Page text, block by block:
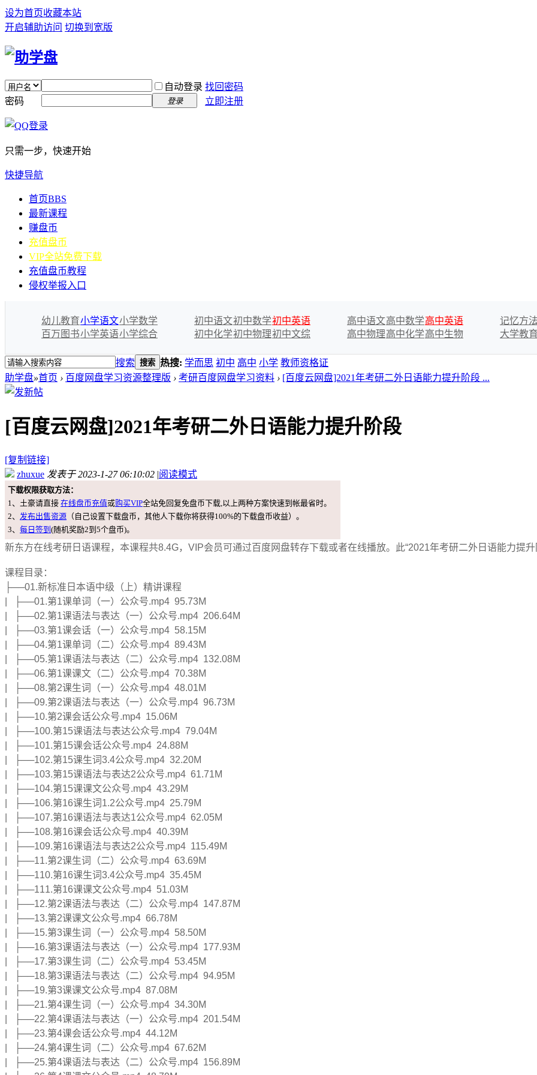
设为首页收藏本站
开启辅助访问 切换到宽版
自动登录 找回密码
密码
登录 立即注册
只需一步，快速开始
快捷导航
首页BBS
最新课程
赚盘币
充值盘币
VIP全站免费下载
充值盘币教程
侵权举报入口
幼儿教育小学语文小学数学
百万图书小学英语小学综合
初中语文初中数学初中英语
初中化学初中物理初中文综
高中语文高中数学高中英语
高中物理高中化学高中生物
记忆方
大学教
搜索 搜索 热搜: 学而思 初中 高中 小学 教师资格证
助学盘»首页 › 百度网盘学习资源整理版 › 考研百度网盘学习资料 › [百度云网盘]2021年考研二外日语能力提升阶段 ...
[百度云网盘]2021年考研二外日语能力提升阶段
[复制链接]
zhuxue 发表于 2023-1-27 06:10:02 |阅读模式
下载权限获取方法：
1、土豪请直接 在线盘币充值或购买VIP全站免回复免盘币下载,以上两种方案快速到帐最省时。
2、 发布出售资源 （自己设置下载盘币，其他人下载你将获得100%的下载盘币收益）。
3、 每日签到 (随机奖励2到5个盘币)。
新东方在线考研日语课程，本课程共8.4G，VIP会员可通过百度网盘转存下载或者在线播放。此“2021年考研二外日语能力提升
课程目录：
├──01.新标准日本语中级（上）精讲课程
| ├──01.第1课单词（一）公众号.mp4 95.73M
| ├──02.第1课语法与表达（一）公众号.mp4 206.64M
| ├──03.第1课会话（一）公众号.mp4 58.15M
| ├──04.第1课单词（二）公众号.mp4 89.43M
| ├──05.第1课语法与表达（二）公众号.mp4 132.08M
| ├──06.第1课课文（二）公众号.mp4 70.38M
| ├──08.第2课生词（一）公众号.mp4 48.01M
| ├──09.第2课语法与表达（一）公众号.mp4 96.73M
| ├──10.第2课会话公众号.mp4 15.06M
| ├──100.第15课语法与表达公众号.mp4 79.04M
| ├──101.第15课会话公众号.mp4 24.88M
| ├──102.第15课生词3.4公众号.mp4 32.20M
| ├──103.第15课语法与表达2公众号.mp4 61.71M
| ├──104.第15课课文公众号.mp4 43.29M
| ├──106.第16课生词1.2公众号.mp4 25.79M
| ├──107.第16课语法与表达1公众号.mp4 62.05M
| ├──108.第16课会话公众号.mp4 40.39M
| ├──109.第16课语法与表达2公众号.mp4 115.49M
| ├──11.第2课生词（二）公众号.mp4 63.69M
| ├──110.第16课生词3.4公众号.mp4 35.45M
| ├──111.第16课课文公众号.mp4 51.03M
| ├──12.第2课语法与表达（二）公众号.mp4 147.87M
| ├──13.第2课课文公众号.mp4 66.78M
| ├──15.第3课生词（一）公众号.mp4 58.50M
| ├──16.第3课语法与表达（一）公众号.mp4 177.93M
| ├──17.第3课生词（二）公众号.mp4 53.45M
| ├──18.第3课语法与表达（二）公众号.mp4 94.95M
| ├──19.第3课课文公众号.mp4 87.08M
| ├──21.第4课生词（一）公众号.mp4 34.30M
| ├──22.第4课语法与表达（一）公众号.mp4 201.54M
| ├──23.第4课会话公众号.mp4 44.12M
| ├──24.第4课生词（二）公众号.mp4 67.62M
| ├──25.第4课语法与表达（二）公众号.mp4 156.89M